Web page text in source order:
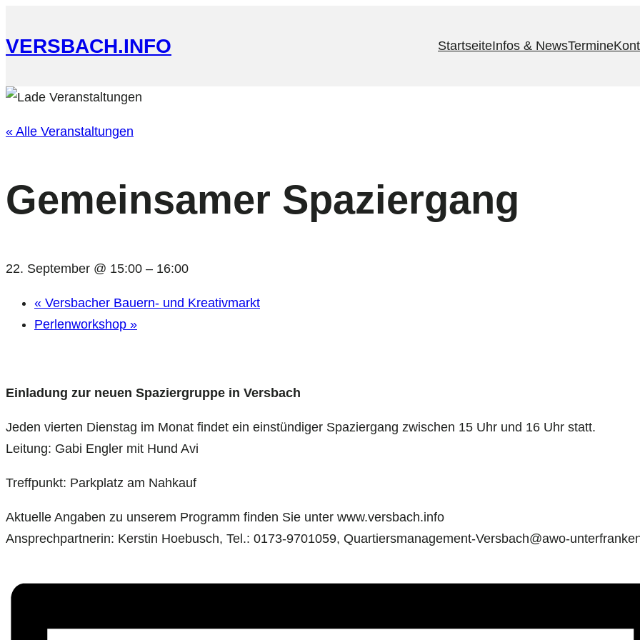
VERSBACH.INFO StartseiteInfos & NewsTermine
« Alle Veranstaltungen
Gemeinsamer Spaziergang
22. September @ 15:00 – 16:00
« Versbacher Bauern- und Kreativmarkt
Perlenworkshop »
Einladung zur neuen Spaziergruppe in Versbach
Jeden vierten Dienstag im Monat findet ein einstündiger Spaziergang zwischen 15 Uhr und 16 Uhr statt.
Leitung: Gabi Engler mit Hund Avi
Treffpunkt: Parkplatz am Nahkauf
Aktuelle Angaben zu unserem Programm finden Sie unter www.versbach.info
Ansprechpartnerin: Kerstin Hoebusch, Tel.: 0173-9701059, Quartiersmanagement-Versbach@awo-